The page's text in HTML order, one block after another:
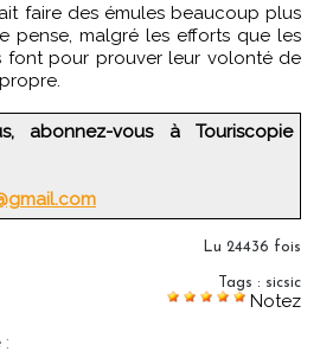
faire des émules beaucoup plus
pense, malgré les efforts que les
font pour prouver leur volonté de
abonnez-vous à Touriscopie
Lu 24436 fois
Tags : sicsic
Notez